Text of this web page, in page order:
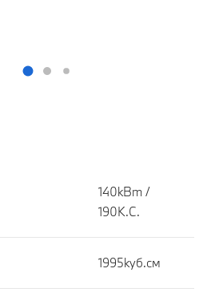
140кВт /
190К.С.
1995куб.cм